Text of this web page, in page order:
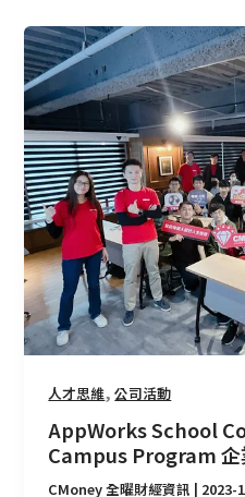
人才思維,公司活動
AppWorks School
Campus Program 企
CMoney 全曜財經資訊 | 2023-
AppWorks
School
Coding
Bootcamp
＆
Campus
Program
企
業
參
訪